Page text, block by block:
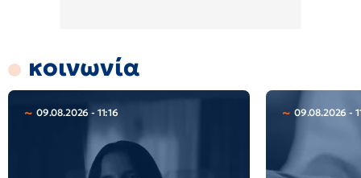
κοινωνία
09.08.2026 - 11:16 09.08.2026 -